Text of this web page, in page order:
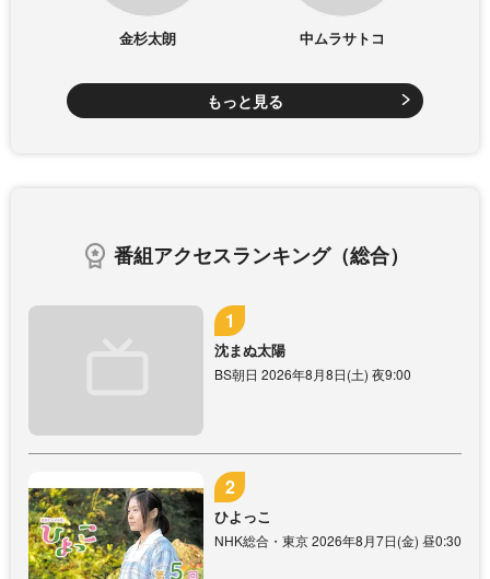
金杉太朗 中ムラサトコ
もっと見る
番組アクセスランキング（総合）
沈まぬ太陽
BS朝日 2026年8月8日(土) 夜9:00
ひよっこ
NHK総合・東京 2026年8月7日(金) 昼0:30